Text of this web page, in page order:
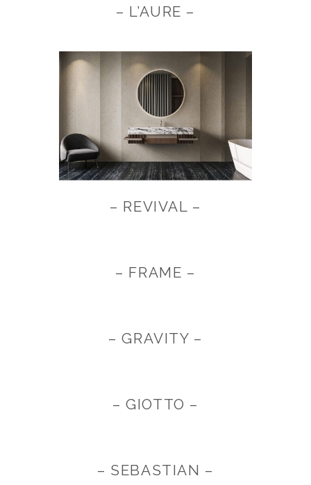
– L’AURE –
– REVIVAL –
– FRAME –
– GRAVITY –
– GIOTTO –
– SEBASTIAN –